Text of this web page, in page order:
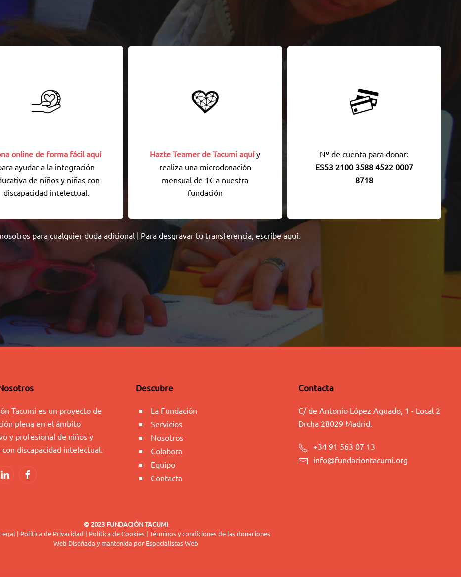
online de forma fácil aquí
ayudar a la integración
de niños y niñas con
discapacidad intelectual.
Hazte Teamer de Tacumi aquí y
realiza una microdonación
mensual de 1€ a nuestra
fundación
Nº de cuenta para donar:
ES53 2100 3588 4522 0007
8718
para cualquier duda adicional | Para desgravar tu transferencia, escribe aquí.
Tacumi es un proyecto de
plena en el ámbito
y profesional de niños y
con discapacidad intelectual.
Descubre
La Fundación
Servicios
Nosotros
Colabora
Equipo
Contacta
Contacta
C/ de Antonio López Aguado, 1 - Local 2
Drcha 28029 Madrid.
+34 91 563 07 13
info@fundaciontacumi.org
© 2023 FUNDACIÓN TACUMI
| Política de Privacidad | Política de Cookies | Términos y condiciones de las donaciones
Web Diseñada y mantenida por Especialistas Web